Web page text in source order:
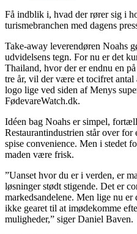
Få indblik i, hvad der rører sig i
turismebranchen med dagens
Take-away leverendøren Noahs
udvidelsens tegn. For nu er det
Thailand, hvor der er endnu en
tre år, vil der være et tocifret
logo lige ved siden af Menys
FødevareWatch.dk.
Idéen bag Noahs er simpel,
Restaurantindustrien står over
spise convenience. Men i stedet
maden være frisk.
”Uanset hvor du er i verden, er
løsninger stødt stigende. Det er
markedsandelene. Men lige nu er
ikke gearet til at imødekomme
muligheder,” siger Daniel Baven.